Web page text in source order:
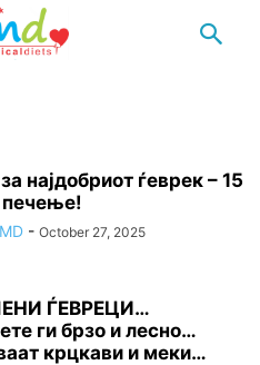
најдобриот ѓеврек – 15
- October 27, 2025
ЃЕВРЕЦИ…
ги брзо и лесно…
крцкави и меки…